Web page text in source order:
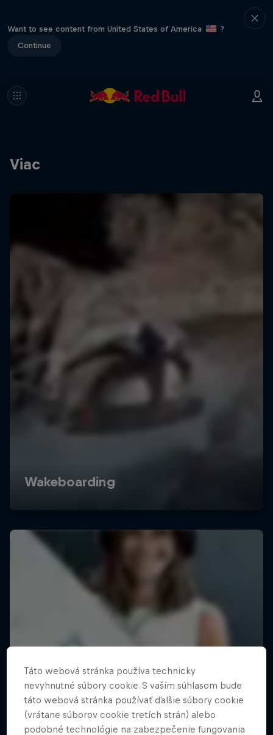
Want to see content from United States of America
?
Continue
Viac
Táto webová stránka používa technicky
nevyhnutné súbory cookie. S vaším súhlasom bude
táto webová stránka používať ďalšie súbory cookie
(vrátane súborov cookie tretích strán) alebo
podobné technológie na zabezpečenie fungovania